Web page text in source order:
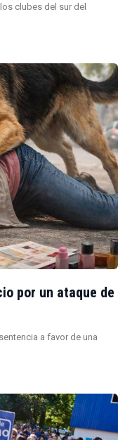
clubes del sur del
por un ataque de
a favor de una